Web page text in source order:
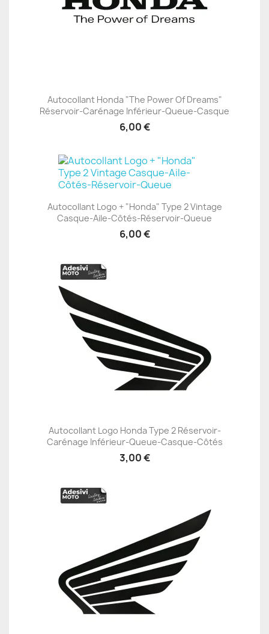
Autocollant Honda "The Power Of Dreams"
Réservoir-Carénage Inférieur-Queue-Casque
6,00 €
Autocollant Logo + "Honda" Type 2 Vintage
Casque-Aile-Côtés-Réservoir-Queue
6,00 €
Autocollant Logo Honda Type 2 Réservoir-
Carénage Inférieur-Queue-Casque-Côtés
3,00 €